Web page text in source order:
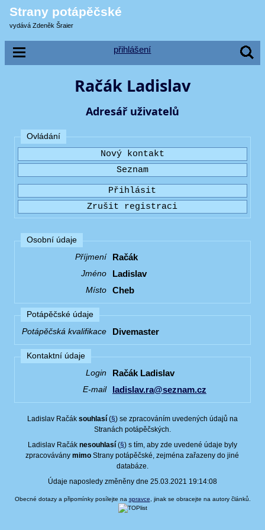
Strany potápěčské
vydává Zdeněk Šraier
přihlášení
Račák Ladislav
Adresář uživatelů
Ovládání
Osobní údaje
Příjmení
Račák
Jméno Ladislav
Místo Cheb
Potápěčské údaje
Potápěčská kvalifikace
Divemaster
Kontaktní údaje
Login
Račák Ladislav
E-mail ladislav.ra@seznam.cz
Ladislav Račák souhlasí(§) se zpracováním uvedených údajů na
Stranách potápěčských.
Ladislav Račák nesouhlasí(§) s tím, aby zde uvedené údaje byly
zpracováványmimo Strany potápěčské, zejména zařazeny do jiné
databáze.
Údaje naposledy změněny dne 25.03.2021 19:14:08
Obecné dotazy a připomínky posílejte na spravce , jinak se obracejte na autory článků.